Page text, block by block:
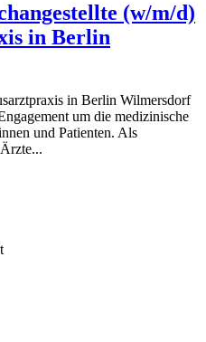
(w/m/d)
in Berlin
in Berlin Wilmersdorf
um die medizinische
und Patienten. Als